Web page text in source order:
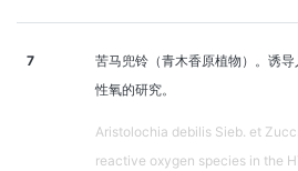
7
苦马兜铃（青木香原植物）。诱
性氧的研究。
Aristolochia debilis Sieb. et
reactive oxygen species in the